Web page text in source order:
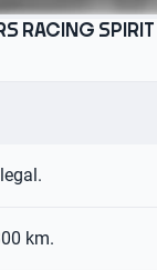
RACING
km.